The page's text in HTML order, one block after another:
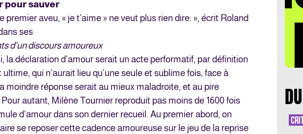
pour sauver
premier aveu, « je t’aime » ne veut plus rien dire. », écrit Roland
ses
d’un discours amoureux
la déclaration d’amour serait un acte performatif, par définition
ultime, qui n’aurait lieu qu’une seule et sublime fois, face à
moindre réponse serait au mieux maladroite, et au pire
autant, Milène Tournier reproduit pas moins de 1600 fois
d’amour dans son dernier recueil. Au premier abord, on
se reposer cette cadence amoureuse sur le jeu de la reprise
LA